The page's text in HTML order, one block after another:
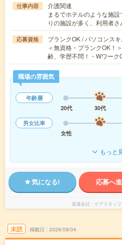
仕事内容
介護関連
まるでホテルのような施
りの施設が多く、利用者
応募資格
ブランクOK / パソコンス
＜無資格・ブランクOK！
齢、学歴不問！・Wワー
職場の雰囲気
年齢層
20代
30代
男女比率
女性
もっと
気になる! 応募へ
派遣会社 ケアスタッ
未読 掲載日 2026/08/04